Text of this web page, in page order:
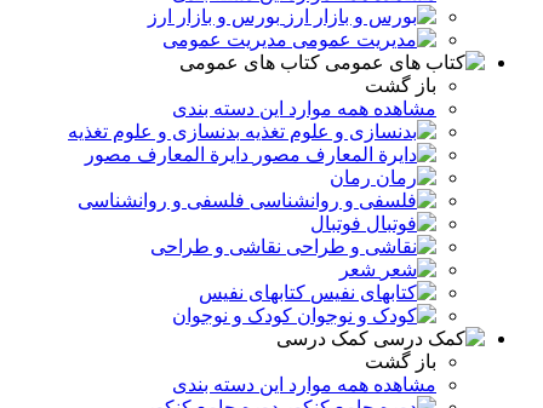
بورس و بازار ارز
مدیریت عمومی
کتاب های عمومی
باز گشت
مشاهده همه موارد این دسته بندی
بدنسازی و علوم تغذیه
دایرة المعارف مصور
رمان
فلسفی و روانشناسی
فوتبال
نقاشی و طراحی
شعر
کتابهای نفیس
کودک و نوجوان
کمک درسی
باز گشت
مشاهده همه موارد این دسته بندی